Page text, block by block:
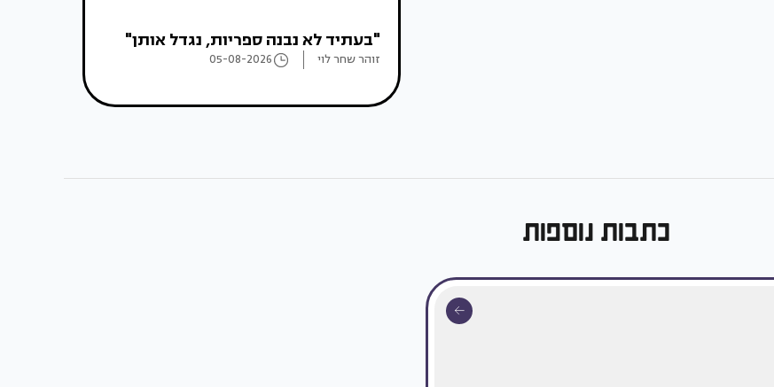
"בעתיד לא נבנה ספריות, נגדל אותן"
זוהר שחר לוי 05-08-2026
כתבות נוספות